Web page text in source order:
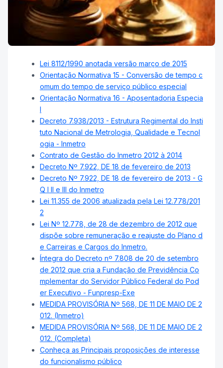
Lei 8112/1990 anotada versão março de 2015
Orientação Normativa 15 - Conversão de tempo c
omum do tempo de serviço público especial
Orientação Normativa 16 - Aposentadoria Especia
l
Decreto 7.938/2013 - Estrutura Regimental do Insti
tuto Nacional de Metrologia, Qualidade e Tecnol
ogia - Inmetro
Contrato de Gestão do Inmetro 2012 à 2014
Decreto Nº 7.922, DE 18 de fevereiro de 2013
Decreto Nº 7.922, DE 18 de fevereiro de 2013 - G
Q I II e III do Inmetro
Lei 11.355 de 2006 atualizada pela Lei 12.778/201
2
Lei Nº 12.778, de 28 de dezembro de 2012 que
dispõe sobre remuneração e reajuste do Plano d
e Carreiras e Cargos do Inmetro.
Íntegra do Decreto nº 7.808 de 20 de setembro
de 2012 que cria a Fundação de Previdência Co
mplementar do Servidor Público Federal do Pod
er Executivo - Funpresp-Exe
MEDIDA PROVISÓRIA Nº 568, DE 11 DE MAIO DE 2
012. (Inmetro)
MEDIDA PROVISÓRIA Nº 568, DE 11 DE MAIO DE 2
012. (Completa)
Conheça as Principais proposições de interesse
do funcionalismo público